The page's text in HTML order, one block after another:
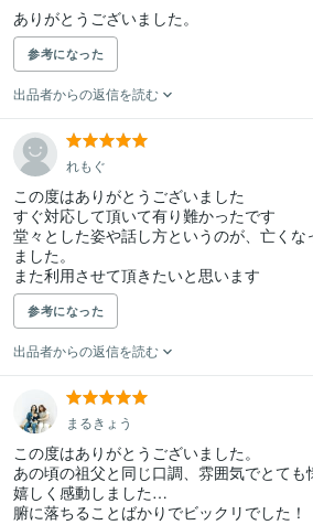
ありがとうございました。
参考になった
出品者からの返信を読む
れもぐ
この度はありがとうございました
すぐ対応して頂いて有り難かったです
堂々とした姿や話し方というのが、亡くな
ました。
また利用させて頂きたいと思います
参考になった
出品者からの返信を読む
まるきょう
この度はありがとうございました。
あの頃の祖父と同じ口調、雰囲気でとても
嬉しく感動しました…
腑に落ちることばかりでビックリでした！